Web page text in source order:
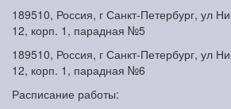
189510, Россия, г Санкт-Петербург, ул
12, корп. 1, парадная №5
189510, Россия, г Санкт-Петербург, ул
12, корп. 1, парадная №6
Расписание работы: